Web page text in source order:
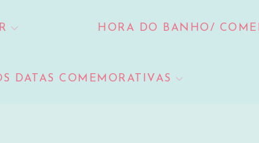
HORA DO BANHO/
DATAS COMEMORATIVAS